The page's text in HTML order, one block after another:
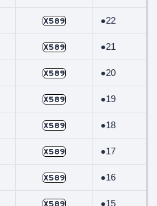
X589 ●22
X589 ●21
X589 ●20
X589 ●19
X589 ●18
X589 ●17
X589 ●16
X589 ●15